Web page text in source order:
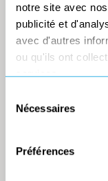
notre site avec
publicité et
avec d'autres
ou qu'ils ont
services.
Nécessaires
Préférences
Références